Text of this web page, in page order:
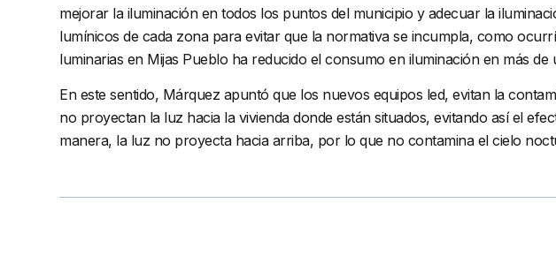
mejorar la iluminación en todos los puntos del municipio y adecuar la
lumínicos de cada zona para evitar que la normativa se incumpla, como
luminarias en Mijas Pueblo ha reducido el consumo en iluminación en más
En este sentido, Márquez apuntó que los nuevos equipos led, evitan la
no proyectan la luz hacia la vivienda donde están situados, evitando así el
manera, la luz no proyecta hacia arriba, por lo que no contamina el cielo